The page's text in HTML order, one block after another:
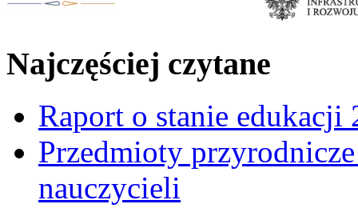
Najczęściej czytane
Raport o stanie edukacji
Przedmioty
nauczycieli